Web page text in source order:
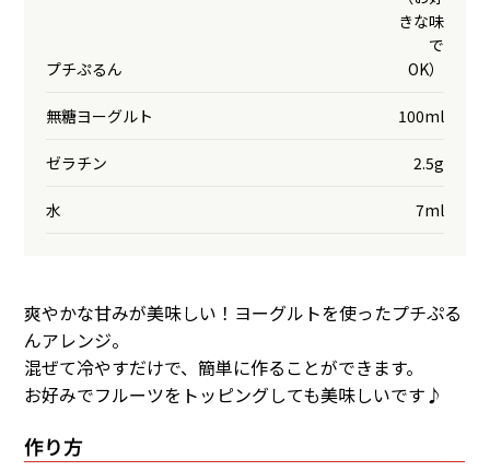
プチぷるん
きな味
で
OK）
無糖ヨーグルト 100ml
ゼラチン 2.5g
水 7ml
爽やかな甘みが美味しい！ヨーグルトを使ったプチぷる
んアレンジ。
混ぜて冷やすだけで、簡単に作ることができます。
お好みでフルーツをトッピングしても美味しいです♪
作り方